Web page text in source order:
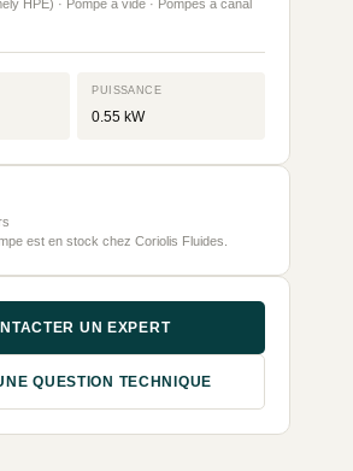
HPE) · Pompe à vide · Pompes à canal
PUISSANCE
0.55 kW
est en stock chez Coriolis Fluides.
UN EXPERT
QUESTION TECHNIQUE